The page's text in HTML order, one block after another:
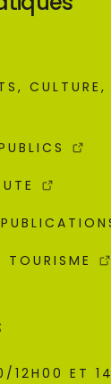
TOURISME
12H00 ET